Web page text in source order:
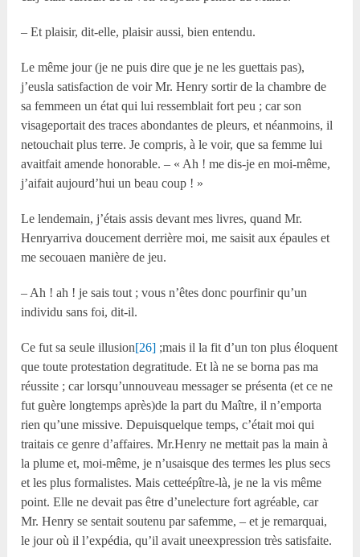
– Et plaisir, dit-elle, plaisir aussi, bien entendu.
Le même jour (je ne puis dire que je ne les guettais pas),
j’eusla satisfaction de voir Mr. Henry sortir de la chambre de
sa femmeen un état qui lui ressemblait fort peu ; car son
visageportait des traces abondantes de pleurs, et néanmoins, il
netouchait plus terre. Je compris, à le voir, que sa femme lui
avaitfait amende honorable. – « Ah ! me dis-je en moi-même,
j’aifait aujourd’hui un beau coup ! »
Le lendemain, j’étais assis devant mes livres, quand Mr.
Henryarriva doucement derrière moi, me saisit aux épaules et
me secouaen manière de jeu.
– Ah ! ah ! je sais tout ; vous n’êtes donc pourfinir qu’un
individu sans foi, dit-il.
Ce fut sa seule illusion[26] ;mais il la fit d’un ton plus éloquent
que toute protestation degratitude. Et là ne se borna pas ma
réussite ; car lorsqu’unnouveau messager se présenta (et ce ne
fut guère longtemps après)de la part du Maître, il n’emporta
rien qu’une missive. Depuisquelque temps, c’était moi qui
traitais ce genre d’affaires. Mr.Henry ne mettait pas la main à
la plume et, moi-même, je n’usaisque des termes les plus secs
et les plus formalistes. Mais cetteépître-là, je ne la vis même
point. Elle ne devait pas être d’unelecture fort agréable, car
Mr. Henry se sentait soutenu par safemme, – et je remarquai,
le jour où il l’expédia, qu’il avait uneexpression très satisfaite.